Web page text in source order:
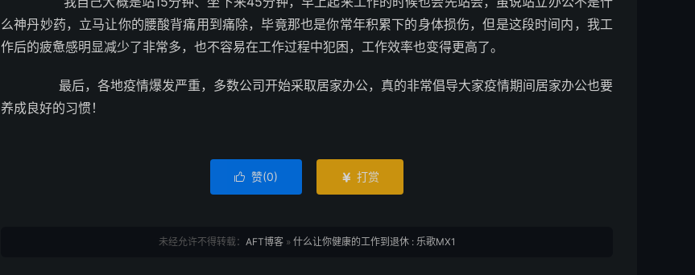
么神丹妙药，立马让你的腰酸背痛用到痛除，毕竟那也是你常年积累下的身体损伤，但是这段时间内，我工
作后的疲惫感明显减少了非常多，也不容易在工作过程中犯困，工作效率也变得更高了。
最后，各地疫情爆发严重，多数公司开始采取居家办公，真的非常倡导大家疫情期间居家办公也要
养成良好的习惯！
 赞(0)  打赏
未经允许不得转载： AFT博客» 什么让你健康的工作到退休 : 乐歌MX1